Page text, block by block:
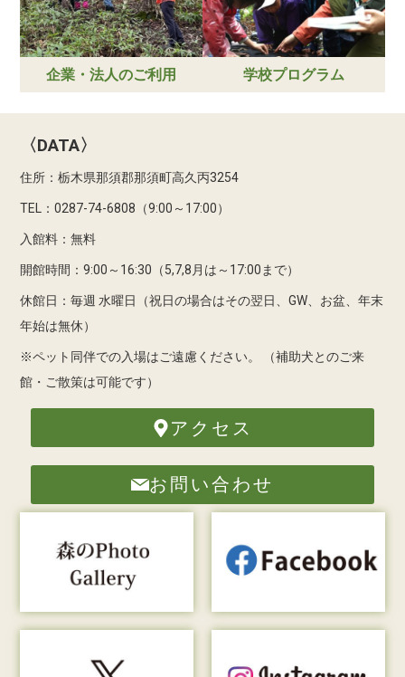
企業・法人のご利用 学校プログラム
〈DATA〉
住所：栃木県那須郡那須町高久丙3254
TEL：0287-74-6808（9:00～17:00）
入館料：無料
開館時間：9:00～16:30（5,7,8月は～17:00まで）
休館日：毎週 水曜日（祝日の場合はその翌日、GW、お盆、年末
年始は無休）
※ペット同伴での入場はご遠慮ください。
（補助犬とのご来
館・ご散策は可能です）
アクセス
お問い合わせ